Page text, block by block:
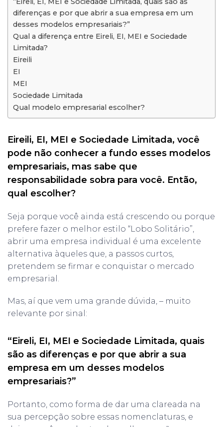
diferenças e por que abrir a sua empresa em um
desses modelos empresariais?”
Qual a diferença entre Eireli, EI, MEI e Sociedade
Limitada?
Eireili
EI
MEI
Sociedade Limitada
Qual modelo empresarial escolher?
Eireili, EI, MEI e Sociedade Limitada, você
pode não conhecer a fundo esses modelos
empresariais, mas sabe que
responsabilidade sobra para você. Então,
qual escolher?
Seja porque você ainda está crescendo ou porque
prefere fazer o melhor estilo “Lobo Solitário”,
abrir uma empresa individual é uma excelente
alternativa àqueles que, a passos curtos,
pretendem se firmar e conquistar o mercado
empresarial.
Mas, aí que vem uma grande dúvida, – muito
relevante por sinal:
“Eireli, EI, MEI e Sociedade Limitada, quais
são as diferenças e por que abrir a sua
empresa em um desses modelos
empresariais?”
Portanto, como forma de dar uma clareada na
sua percepção sobre essas nomenclaturas, e